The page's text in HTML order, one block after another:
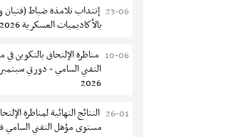
08:38 كلية العلوم الإقتصادية
الترشح لماجستير مهني جديد
08:00 الترشح للماجستير بالمعهد
والتربية البدنية بصفاقس 2026-2027
التعليم الثانوي والفني والتقني
23-06 إنتداب تلامذة ضباط (فتيان
بالأكاديميات العسكرية 2026-2027
10-06 مناظرة الإلتحاق بالتكوين
التقني السامي - دورتي
2026
26-01 النتائج النهائية لمناظرة
مستوى مؤهل التقني السامي